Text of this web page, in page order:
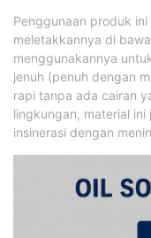
Penggunaan produk
meletakkannya di
menggunakannya
jenuh (penuh dengan
rapi tanpa ada cairan
lingkungan, material
insinerasi dengan